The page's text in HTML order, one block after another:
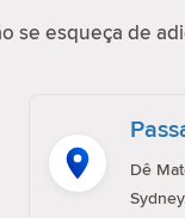
se esqueça de
Dê